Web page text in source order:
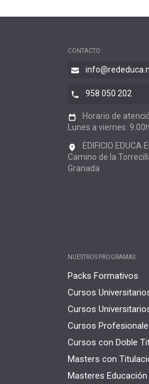
CONTACTO:
958 050 202
Horario de
Lunes a viernes:
EDIFICIO EDUCA
Camino de la
Granada
NUESTROS PROGRAMAS
Packs Formativos
Cursos
Cursos
Cursos
Cursos con Doble
Masters con
Masteres Educación